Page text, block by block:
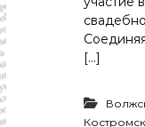
[…]